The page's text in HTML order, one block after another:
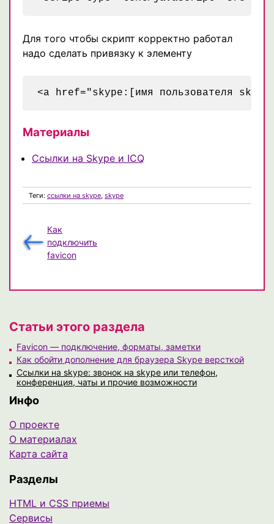
Для того чтобы скрипт корректно работал
надо сделать привязку к элементу
<a href="skype:[имя пользователя
Материалы
Ссылки на Skype и ICQ
Теги: ссылки на skype skype
Как
подключить
favicon
Статьи этого раздела
Favicon — подключение, форматы, заметки
Как обойти дополнение для браузера Skype версткой
Ссылки на skype: звонок на skype или телефон,
конференция, чаты и прочие возможности
Инфо
О проекте
О материалах
Карта сайта
Разделы
HTML и CSS приемы
Сервисы